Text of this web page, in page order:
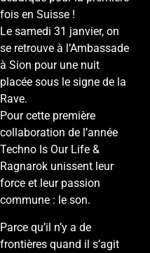
fois en Suisse !
Le samedi 31 janvier, on
se retrouve à l’Ambassade
à Sion pour une nuit
placée sous le signe de la
Rave.
Pour cette première
collaboration de l’année
Techno Is Our Life &
Ragnarok unissent leur
force et leur passion
commune : le son.
Parce qu’il n’y a de
frontières quand il s’agit